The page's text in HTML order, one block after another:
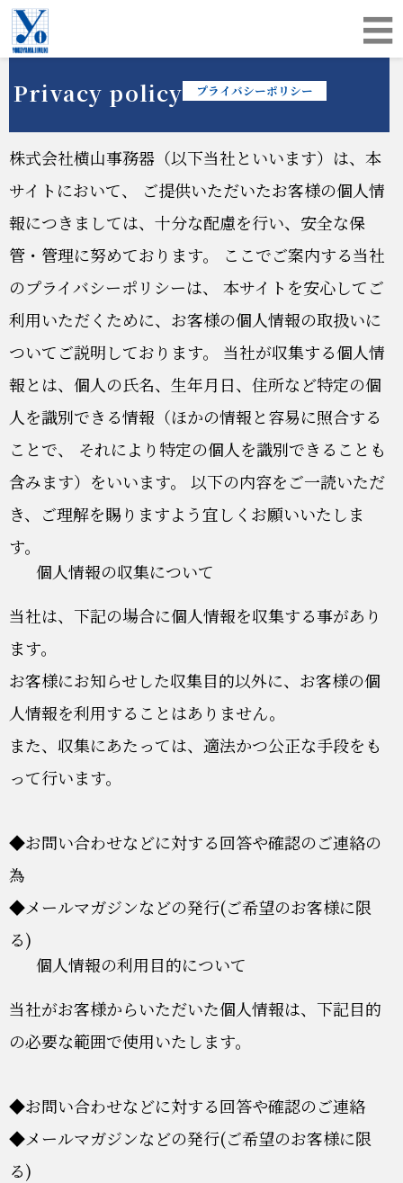
☰
Privacy policy プライバシーポリシー
株式会社横山事務器（以下当社といいます）は、本
サイトにおいて、 ご提供いただいたお客様の個人情
報につきましては、十分な配慮を行い、安全な保
管・管理に努めております。 ここでご案内する当社
のプライバシーポリシーは、 本サイトを安心してご
利用いただくために、お客様の個人情報の取扱いに
ついてご説明しております。 当社が収集する個人情
報とは、個人の氏名、生年月日、住所など特定の個
人を識別できる情報（ほかの情報と容易に照合する
ことで、 それにより特定の個人を識別できることも
含みます）をいいます。 以下の内容をご一読いただ
き、ご理解を賜りますよう宜しくお願いいたしま
す。
個人情報の収集について
当社は、下記の場合に個人情報を収集する事があり
ます。
お客様にお知らせした収集目的以外に、お客様の個
人情報を利用することはありません。
また、収集にあたっては、適法かつ公正な手段をも
って行います。
◆お問い合わせなどに対する回答や確認のご連絡の
為
◆メールマガジンなどの発行(ご希望のお客様に限
る)
個人情報の利用目的について
当社がお客様からいただいた個人情報は、下記目的
の必要な範囲で使用いたします。
◆お問い合わせなどに対する回答や確認のご連絡
◆メールマガジンなどの発行(ご希望のお客様に限
る)